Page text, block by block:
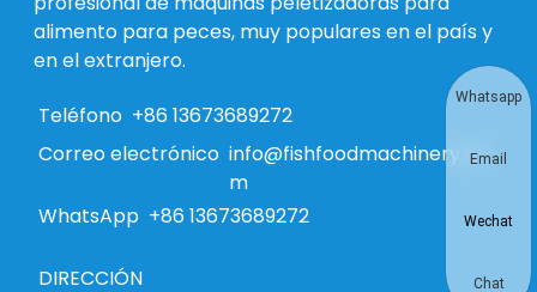
alimento para peces, muy populares en el país y
en el extranjero.
Teléfono +86 13673689272
Correo electrónico info@fishfoodmachinery.co
m
WhatsApp +86 13673689272
DIRECCIÓN
Whatsapp
Email
Wechat
Chat